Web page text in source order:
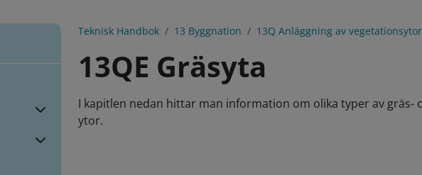
Teknisk Handbok 13 Byggnation 13Q Anläggning av vegetationsytor
13QE Gräsyta
I kapitlen nedan hittar man information om olika typer av
ytor.